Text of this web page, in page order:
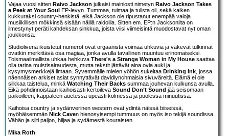
Vajaa vuosi sitten Raivo Jackson julkaisi mainiosti nimetyn Raivo Jackson Takes
a Peek at Your Soul EP-levyn. Tummaa, tuimaa ja tulista oli, sekä kaiken
kukkuraksi country-henkistä, eikä Jackson ole ripustanut enempää valoja
musiikillisen mökkinsä sisään näillä raidoilla. Sitten em. EP:n Jacksonilta on
ilmestynyt peräti kahdeksan sinkkua, joista viisi viimeisintä muodostavat nyt oman
joukkonsa.
Studiolivenä ikuistetut numerot ovat orgaanista voimaa uhkuvia ja väkevät tulkinnat
ovatkin merkittävä osa magiaa, jonka avulla tavallinen muuntuu erinomaiseksi.
Toismaailmallista uhkaa hehkuva There's a Strange Woman in My House saattaa
olla tarina muistisairaudesta, mutta tekstit jättävät aina ovia auki ja
kysymysmerkkejä ilmaan. Syvemmälle mielen yöhön sukeltaa Drinking Ink , jossa
näennäisen arkiset asiat synnyttävät davidlynchmaisia sivuväreitä. Elämä ei ole
silkkaa taistelua, minkä Watching Their Backs summaa jouhevan kulkunsa avulla.
Eikä pohdinnoistaan kaihoisasti kertoileva Sound Don’t Sound jää seisomaan
paikoilleen, kappaleen auetessa upeasti kolmessa ja puolessa minuutissa.
Kaihoisa country ja sydänverinen western ovat ydintä näissä biiseissä,
myöhäisemmän Nick Caven hienosyisempi tummuus on myös iso tekijä soundissa.
Vähän ja silti paljon, hiljaa ja sydämestä kouraisten.
Mika Roth